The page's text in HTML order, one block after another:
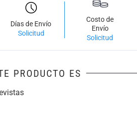
Días de Envío
Solicitud
Costo de
Envío
Solicitud
PRODUCTO ES